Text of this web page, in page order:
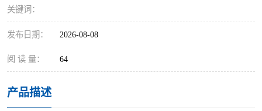
关键词：
发布日期： 2026-08-08
阅 读 量： 64
产品描述